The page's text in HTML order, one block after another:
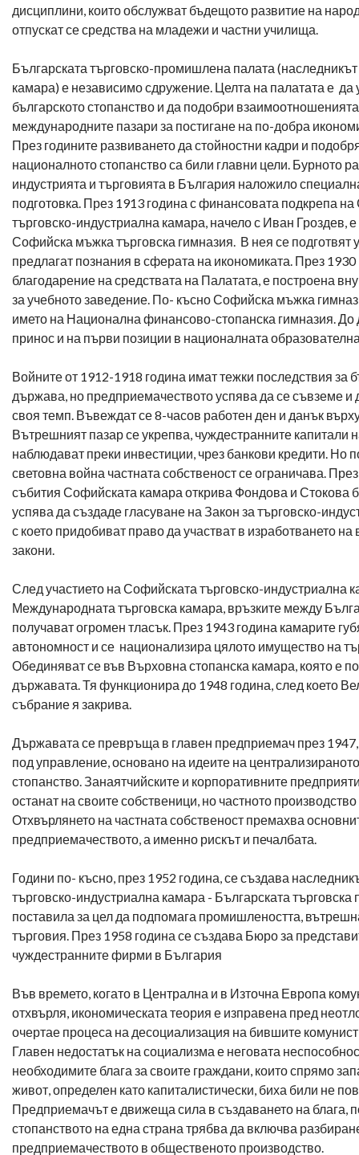
дисциплини, които обслужват бъдещото развитие на
отпускат се средства на младежи и частни училища.
Българската търговско-промишлена палата
камара) е независимо сдружение. Целта на палатата е да
българското стопанство и да подобри
международните пазари за постигане на по-добра
През годините развиването да стойностни кадри и
националното стопанство са били главни цели. Бурното
индустрията и търговията в България наложило
подготовка. През 1913 година с финансовата подкрепа
търговско-индустриална камара, начело с Иван Гроздев,
Софийска мъжка търговска гимназия. В нея се подготвят
предлагат познания в сферата на икономиката. През 1930
благодарение на средствата на Палатата, е построена
за учебното заведение. По- късно Софийска мъжка
името на Национална финансово-стопанска гимназия. До
принос и на първи позиции в националната
Войните от 1912-1918 година имат тежки последствия за
държава, но предприемачеството успява да се съвземе и
своя темп. Въвеждат се 8-часов работен ден и данък
Вътрешният пазар се укрепва, чуждестранните капитали
наблюдават преки инвестиции, чрез банкови кредити. Но
световна война частната собственост се ограничава.
събития Софийската камара открива Фондова и Стокова
успява да създаде гласуване на Закон за търговско-
с което придобиват право да участват в изработването на
закони.
След участието на Софийската търговско-индустриална
Международната търговска камара, връзките между
получават огромен тласък. През 1943 година камарите
автономност и се национализира цялото имущество на
Обединяват се във Върховна стопанска камара, която е
държавата. Тя функционира до 1948 година, след което
събрание я закрива.
Държавата се превръща в главен предприемач през
под управление, основано на идеите на
стопанство. Занаятчийските и корпоративните
останат на своите собственици, но частното
Отхвърлянето на частната собственост премахва
предприемачеството, а именно рискът и печалбата.
Години по- късно, през 1952 година, се създава
търговско-индустриална камара - Българската търговска
поставила за цел да подпомага промишлеността,
търговия. През 1958 година се създава Бюро за
чуждестранните фирми в България
Във времето, когато в Централна и в Източна Европа
отхвърля, икономическата теория е изправена пред
очертае процеса на десоциализация на бившите
Главен недостатък на социализма е неговата
необходимите блага за своите граждани, които спрямо
живот, определен като капиталистически, биха били не
Предприемачът е движеща сила в създаването на блага,
стопанството на една страна трябва да включва
предприемачеството в общественото производство.